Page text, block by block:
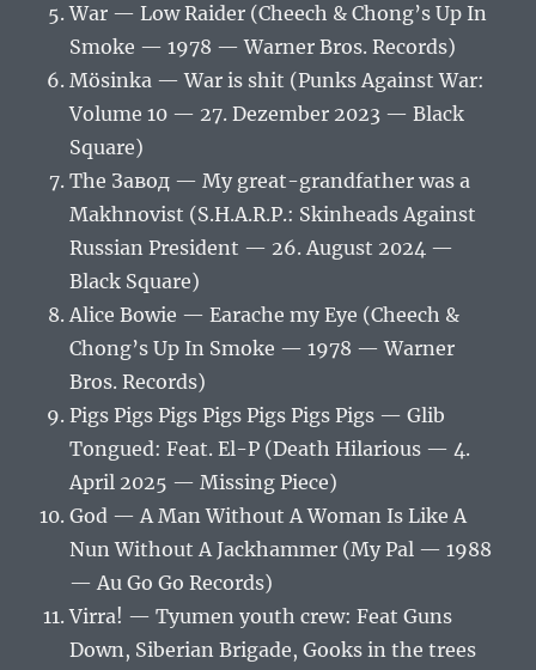
War — Low Raider (Cheech & Chong’s Up In
Smoke — 1978 — Warner Bros. Records)
Mösinka — War is shit (Punks Against War:
Volume 10 — 27. Dezember 2023 — Black
Square)
The Завод — My great-grandfather was a
Makhnovist (S.H.A.R.P.: Skinheads Against
Russian President — 26. August 2024 —
Black Square)
Alice Bowie — Earache my Eye (Cheech &
Chong’s Up In Smoke — 1978 — Warner
Bros. Records)
Pigs Pigs Pigs Pigs Pigs Pigs Pigs — Glib
Tongued: Feat. El-P (Death Hilarious — 4.
April 2025 — Missing Piece)
God — A Man Without A Woman Is Like A
Nun Without A Jackhammer (My Pal — 1988
— Au Go Go Records)
Virra! — Tyumen youth crew: Feat Guns
Down, Siberian Brigade, Gooks in the trees